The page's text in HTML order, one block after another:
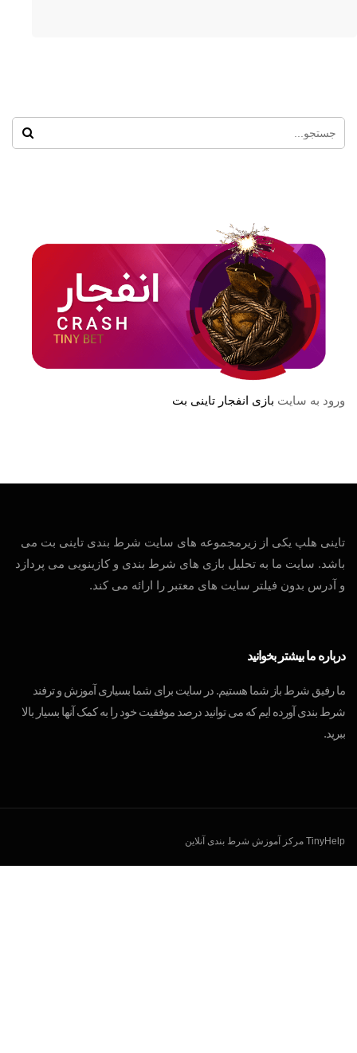
ورود به سایت بازی انفجار تاینی بت
تاینی هلپ یکی از زیرمجموعه های سایت شرط بندی تاینی بت می
باشد. سایت ما به تحلیل بازی های شرط بندی و کازینویی می پردازد
و آدرس بدون فیلتر سایت های معتبر را ارائه می کند.
درباره ما بیشتر بخوانید
ما رفیق شرط باز شما هستیم. در سایت برای شما بسیاری آموزش و ترفند
شرط بندی آورده ایم که می توانید درصد موفقیت خود را به کمک آنها بسیار بالا
ببرید.
TinyHelp مرکز آموزش شرط بندی آنلاین